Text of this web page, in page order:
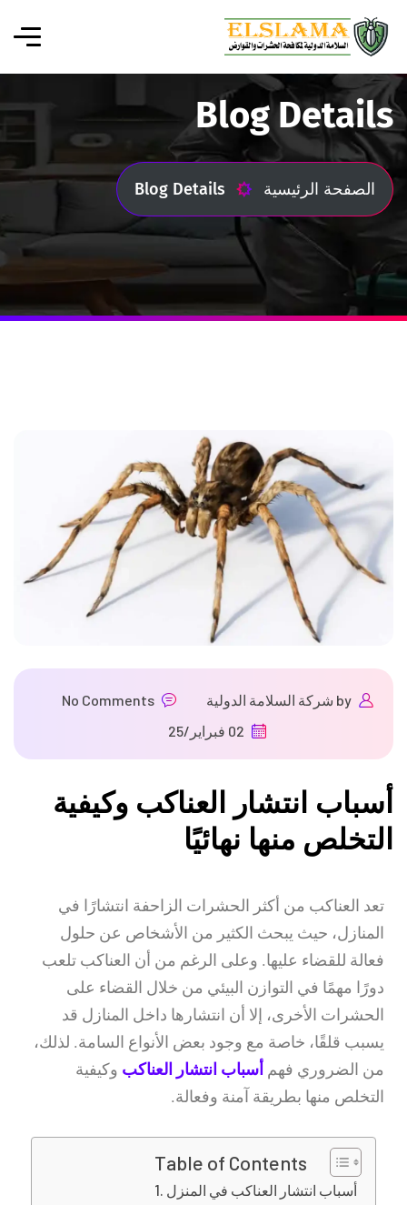
Blog Details
الصفحة الرئيسية Blog Details
by شركة السلامة الدولية
No Comments
02 فبراير/25
أسباب انتشار العناكب وكيفية
التخلص منها نهائيًا
تعد العناكب من أكثر الحشرات الزاحفة انتشارًا في
المنازل، حيث يبحث الكثير من الأشخاص عن حلول
فعالة للقضاء عليها. وعلى الرغم من أن العناكب تلعب
دورًا مهمًا في التوازن البيئي من خلال القضاء على
الحشرات الأخرى، إلا أن انتشارها داخل المنازل قد
يسبب قلقًا، خاصة مع وجود بعض الأنواع السامة. لذلك،
من الضروري فهم أسباب انتشار العناكب وكيفية
التخلص منها بطريقة آمنة وفعالة.
Table of Contents
أسباب انتشار العناكب في المنزل